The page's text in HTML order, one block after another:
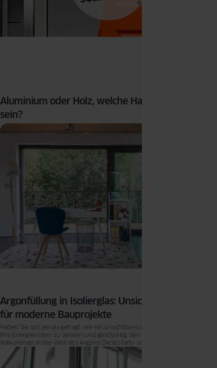
Aluminium oder Holz, welche Haustür soll es
sein?
Argonfüllung in Isolierglas: Unsichtbare Effizienz
für moderne Bauprojekte
Haben Sie sich jemals gefragt, wie ein unsichtbares Gas dazu beitragen kann,
Ihre Energiekosten zu senken und gleichzeitig den Wohnkomfort zu erhöhen?
Willkommen in der Welt des Argons! Dieses farb- und geruchlose Edelgas
spielt eine entscheidende Rolle in der modernen Bauweise, insbesondere
wenn es um die Isolierung von Fenstern geht.